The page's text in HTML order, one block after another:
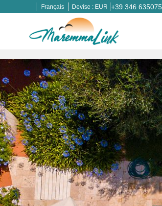
Français Devise : EUR +39 346